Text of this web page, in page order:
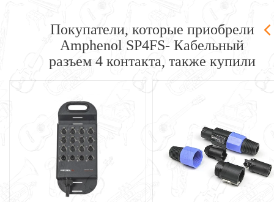
Покупатели, которые приобрели
Amphenol SP4FS- Кабельный
разъем 4 контакта, также купили